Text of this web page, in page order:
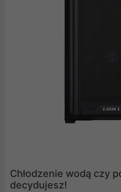
Chłodzenie wodą czy
decydujesz!